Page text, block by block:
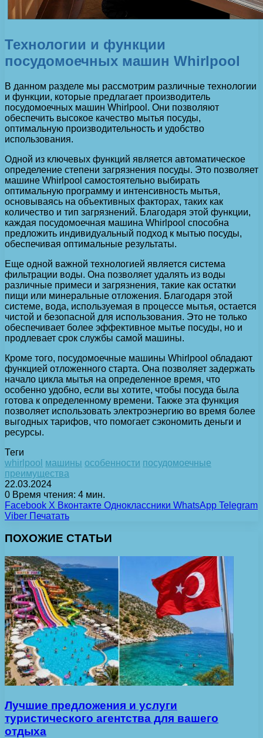
Технологии и функции
посудомоечных машин Whirlpool
В данном разделе мы рассмотрим различные технологии
и функции, которые предлагает производитель
посудомоечных машин Whirlpool. Они позволяют
обеспечить высокое качество мытья посуды,
оптимальную производительность и удобство
использования.
Одной из ключевых функций является автоматическое
определение степени загрязнения посуды. Это позволяет
машине Whirlpool самостоятельно выбирать
оптимальную программу и интенсивность мытья,
основываясь на объективных факторах, таких как
количество и тип загрязнений. Благодаря этой функции,
каждая посудомоечная машина Whirlpool способна
предложить индивидуальный подход к мытью посуды,
обеспечивая оптимальные результаты.
Еще одной важной технологией является система
фильтрации воды. Она позволяет удалять из воды
различные примеси и загрязнения, такие как остатки
пищи или минеральные отложения. Благодаря этой
системе, вода, используемая в процессе мытья, остается
чистой и безопасной для использования. Это не только
обеспечивает более эффективное мытье посуды, но и
продлевает срок службы самой машины.
Кроме того, посудомоечные машины Whirlpool обладают
функцией отложенного старта. Она позволяет задержать
начало цикла мытья на определенное время, что
особенно удобно, если вы хотите, чтобы посуда была
готова к определенному времени. Также эта функция
позволяет использовать электроэнергию во время более
выгодных тарифов, что помогает сэкономить деньги и
ресурсы.
Теги
whirlpool машины особенности посудомоечные
преимущества
22.03.2024
0 Время чтения: 4 мин.
Facebook X Вконтакте Одноклассники WhatsApp Telegram
Viber Печатать
ПОХОЖИЕ СТАТЬИ
Лучшие предложения и услуги
туристического агентства для вашего
отдыха